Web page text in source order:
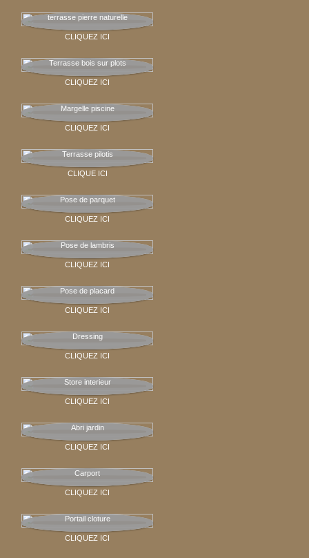
terrasse pierre naturelle
CLIQUEZ ICI
Terrasse bois sur plots
CLIQUEZ ICI
Margelle piscine
CLIQUEZ ICI
Terrasse pilotis
CLIQUE ICI
Pose de parquet
CLIQUEZ ICI
Pose de lambris
CLIQUEZ ICI
Pose de placard
CLIQUEZ ICI
Dressing
CLIQUEZ ICI
Store interieur
CLIQUEZ ICI
Abri jardin
CLIQUEZ ICI
Carport
CLIQUEZ ICI
Portail cloture
CLIQUEZ ICI